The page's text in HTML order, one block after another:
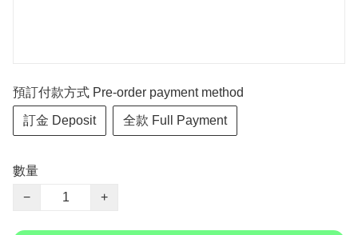
預訂付款方式 Pre-order payment method
訂金 Deposit 全款 Full Payment
數量
−
+